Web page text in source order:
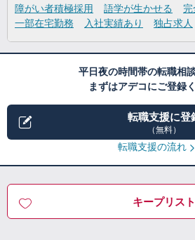
障がい者積極採用
語学が生かせる
一部在宅勤務
入社実績あり 独占求人
平日夜の時間帯の転職相
まずはアデコにご登録
転職支援に登
（無料）
転職支援の流れ
キープリスト